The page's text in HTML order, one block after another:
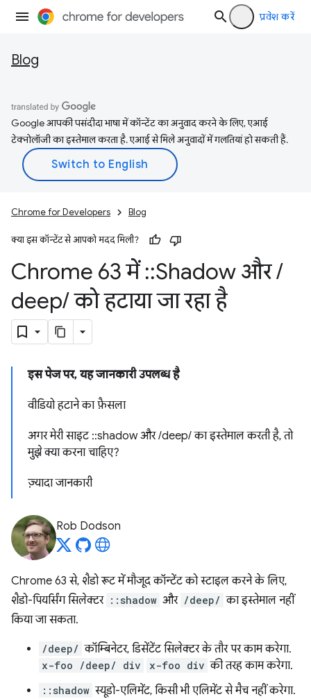
प्रवेश करें
Blog
Google आपकी पसंदीदा भाषा में कॉन्टेंट का अनुवाद करने के लिए, एआई
टेक्नोलॉजी का इस्तेमाल करता है. एआई से मिले अनुवादों में गलतियां हो सकती हैं.
Chrome for Developers Blog
क्या इस कॉन्टेंट से आपको मदद मिली?
Chrome 63 में::Shadow और/
deep/को हटाया जा रहा है
इस पेज पर, यह जानकारी उपलब्ध है
वीडियो हटाने का फ़ैसला
अगर मेरी साइट ::shadow और /deep/ का इस्तेमाल करती है, तो
मुझे क्या करना चाहिए?
ज़्यादा जानकारी
Rob Dodson
Chrome 63 से, शैडो रूट में मौजूद कॉन्टेंट को स्टाइल करने के लिए,
शैडो-पियर्सिंग सिलेक्टर ::shadow और /deep/ का इस्तेमाल नहीं
किया जा सकता.
/deep/ कॉम्बिनेटर, डिसेंटेंट सिलेक्टर के तौर पर काम करेगा.
x-foo /deep/ div x-foo div की तरह काम करेगा.
::shadow स्यूडो-एलिमेंट, किसी भी एलिमेंट से मैच नहीं करेगा.